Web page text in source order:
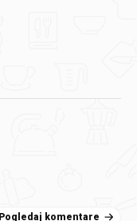
Pogledaj komentare